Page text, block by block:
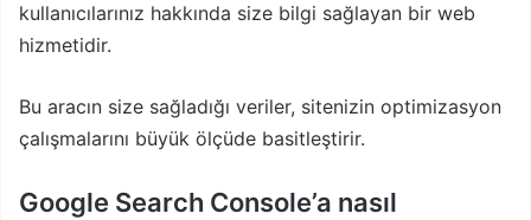
kullanıcılarınız hakkında size bilgi sağlayan bir web
hizmetidir.
Bu aracın size sağladığı veriler, sitenizin optimizasyon
çalışmalarını büyük ölçüde basitleştirir.
Google Search Console’a nasıl